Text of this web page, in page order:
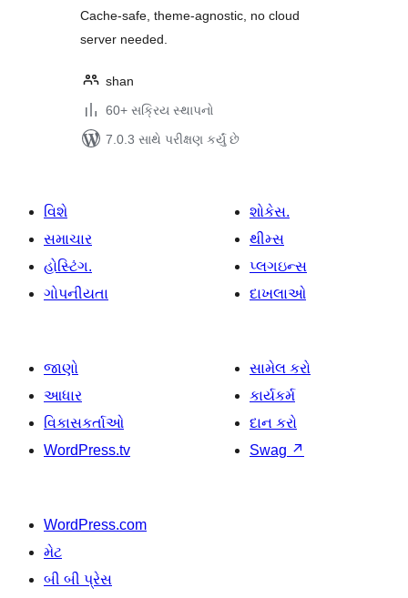
Cache-safe, theme-agnostic, no cloud
server needed.
shan
60+ સક્રિય સ્થાપનો
7.0.3 સાથે પરીક્ષણ કર્યું છે
વિશે
સમાચાર
હોસ્ટિંગ.
ગોપનીયતા
શોકેસ.
થીમ્સ
પ્લગઇન્સ
દાખલાઓ
જાણો
આધાર
વિકાસકર્તાઓ
WordPress.tv
સામેલ કરો
કાર્યકર્મ
દાન કરો
Swag ↗
WordPress.com
મેટ
બી બી પ્રેસ